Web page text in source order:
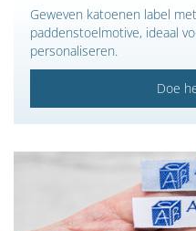
Geweven katoenen label
paddenstoelmotive, ideaal
personaliseren.
Doe